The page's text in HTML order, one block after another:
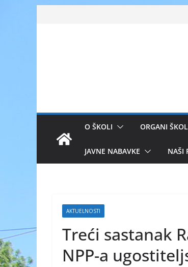
O ŠKOLI ORGANI
JAVNE NABAVKE NAŠI
AKTUELNOSTI
Treći sastanak
NPP-a